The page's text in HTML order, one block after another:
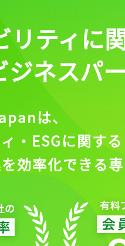
リティに
ジネスパ
は、
・ESGに関する
効率化できる